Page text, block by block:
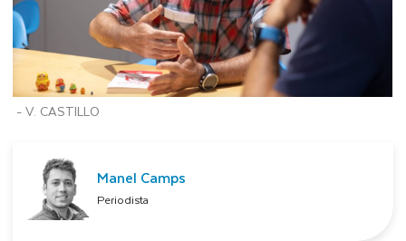
-V. CASTILLO
Manel Camps
Periodista